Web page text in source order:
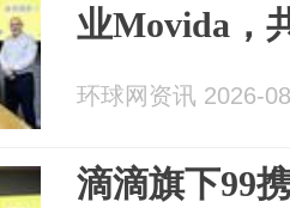
业Movida，
环球网资讯 2026-
滴滴旗下99